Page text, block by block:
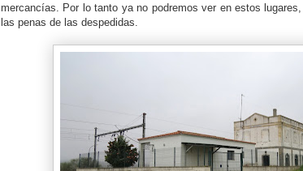
mercancías. Por lo tanto ya no podremos ver en estos
las penas de las despedidas.